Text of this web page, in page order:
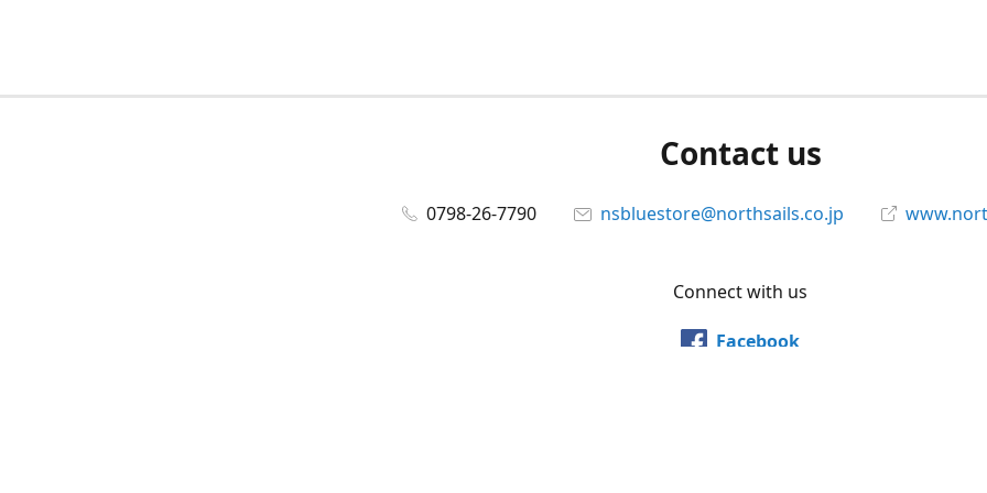
Contact us
0798-26-7790 nsbluestore@northsails.co.jp
Connect with us
Facebook